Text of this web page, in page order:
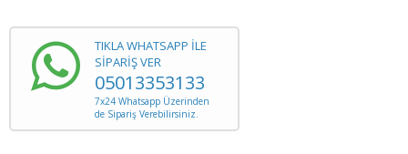
TIKLA WHATSAPP İLE
SİPARİŞ VER
05013353133
7x24 Whatsapp Üzerinden
de Sipariş Verebilirsiniz.